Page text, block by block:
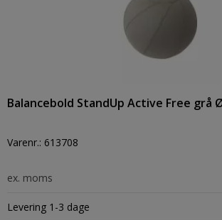
Balancebold StandUp Active Free grå
Varenr.: 613708
ex. moms
Levering 1-3 dage